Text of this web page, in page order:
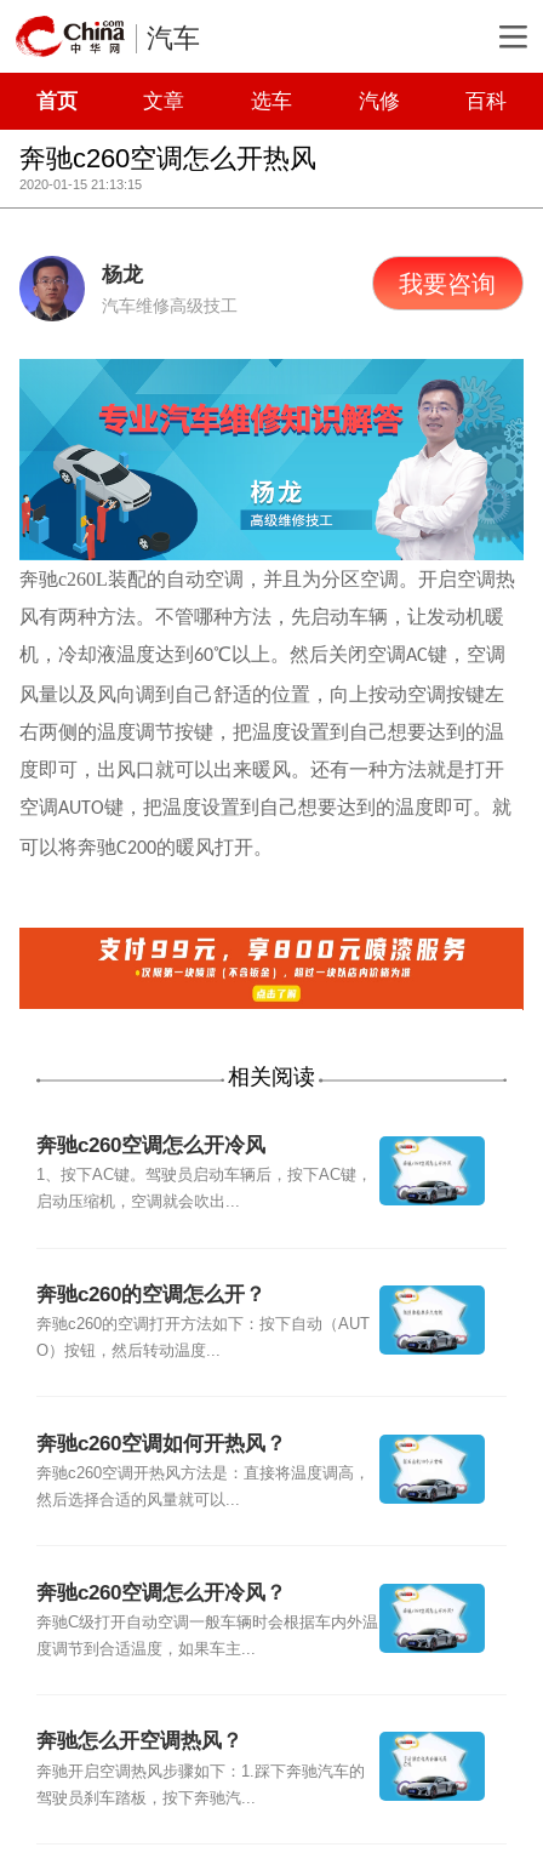
汽车
首页 文章 选车 汽修 百科
奔驰c260空调怎么开热风
2020-01-15 21:13:15
杨龙
汽车维修高级技工
我要咨询
奔驰c260L装配的自动空调，并且为分区空调。开启空调热
风有两种方法。不管哪种方法，先启动车辆，让发动机暖
机，冷却液温度达到60℃以上。然后关闭空调AC键，空调
风量以及风向调到自己舒适的位置，向上按动空调按键左
右两侧的温度调节按键，把温度设置到自己想要达到的温
度即可，出风口就可以出来暖风。还有一种方法就是打开
空调AUTO键，把温度设置到自己想要达到的温度即可。就
可以将奔驰C200的暖风打开。
相关阅读
奔驰c260空调怎么开冷风
1、按下AC键。驾驶员启动车辆后，按下AC键，
启动压缩机，空调就会吹出...
奔驰c260的空调怎么开？
奔驰c260的空调打开方法如下：按下自动（AUT
O）按钮，然后转动温度...
奔驰c260空调如何开热风？
奔驰c260空调开热风方法是：直接将温度调高，
然后选择合适的风量就可以...
奔驰c260空调怎么开冷风？
奔驰C级打开自动空调一般车辆时会根据车内外温
度调节到合适温度，如果车主...
奔驰怎么开空调热风？
奔驰开启空调热风步骤如下：1.踩下奔驰汽车的
驾驶员刹车踏板，按下奔驰汽...